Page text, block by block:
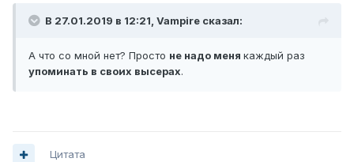
В 27.01.2019 в 12:21, Vampirе сказал:
А что со мной нет? Просто не надо меня каждый раз
упоминать в своих высерах.
Цитата